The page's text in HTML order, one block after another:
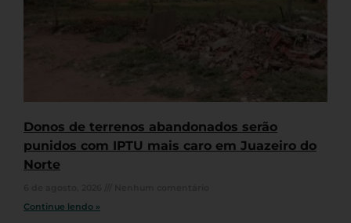
Donos de terrenos abandonados serão
punidos com IPTU mais caro em Juazeiro do
Norte
Continue lendo »